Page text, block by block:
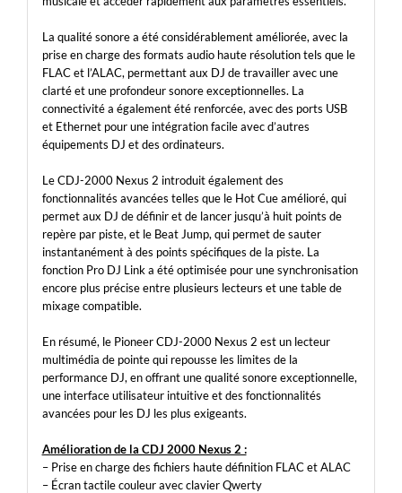
La qualité sonore a été considérablement améliorée, avec la
prise en charge des formats audio haute résolution tels que le
FLAC et l’ALAC, permettant aux DJ de travailler avec une
clarté et une profondeur sonore exceptionnelles. La
connectivité a également été renforcée, avec des ports USB
et Ethernet pour une intégration facile avec d’autres
équipements DJ et des ordinateurs.
Le CDJ-2000 Nexus 2 introduit également des
fonctionnalités avancées telles que le Hot Cue amélioré, qui
permet aux DJ de définir et de lancer jusqu’à huit points de
repère par piste, et le Beat Jump, qui permet de sauter
instantanément à des points spécifiques de la piste. La
fonction Pro DJ Link a été optimisée pour une synchronisation
encore plus précise entre plusieurs lecteurs et une table de
mixage compatible.
En résumé, le Pioneer CDJ-2000 Nexus 2 est un lecteur
multimédia de pointe qui repousse les limites de la
performance DJ, en offrant une qualité sonore exceptionnelle,
une interface utilisateur intuitive et des fonctionnalités
avancées pour les DJ les plus exigeants.
Amélioration de la CDJ 2000 Nexus 2 :
– Prise en charge des fichiers haute définition FLAC et ALAC
– Écran tactile couleur avec clavier Qwerty